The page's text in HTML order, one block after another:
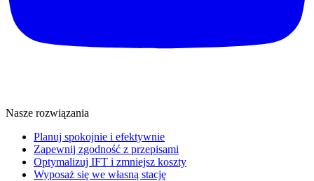
Nasze rozwiązania
Planuj spokojnie i efektywnie
Zapewnij zgodność z przepisami
Optymalizuj IFT i zmniejsz koszty
Wyposaż się we własną stację